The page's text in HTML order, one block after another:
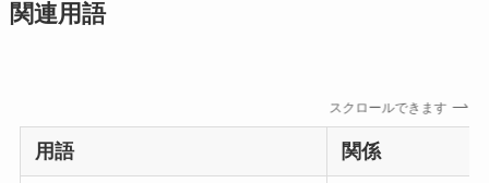
関連用語
スクロールできます
用語 関係